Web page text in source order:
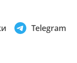
Telegram